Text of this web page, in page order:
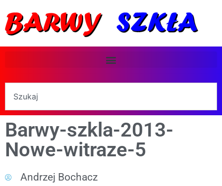
Barwy-szkla-2013-
Nowe-witraze-5
Andrzej Bochacz